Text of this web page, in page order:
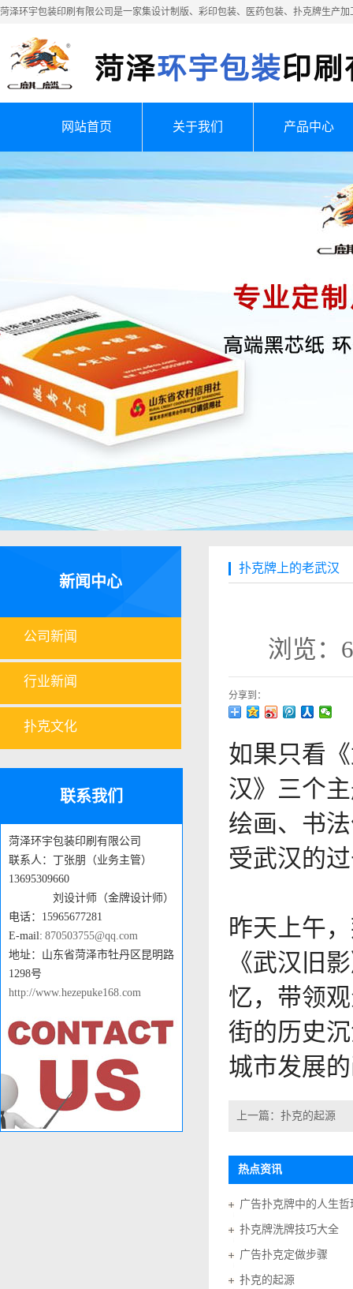
菏泽环宇包装印刷有限公司是一家集设计制版、彩印包装、医药包装、扑克牌生产
网站首页 关于我们 产品中心
新闻中心
公司新闻
行业新闻
扑克文化
联系我们
菏泽环宇包装印刷有限公司
联系人：丁张朋（业务主管）
13695309660
刘设计师（金牌设计师）
电话：15965677281
E-mail: 870503755@qq.com
地址：山东省菏泽市牡丹区昆明路
1298号
http://www.hezepuke168.com
扑克牌上的老武汉
浏览：
分享到：
如果只看
汉》三个
绘画、书
受武汉的
昨天上午
《武汉旧
忆，带领
街的历史
城市发展
上一篇： 扑克的起源
热点资讯
广告扑克牌中的人生哲
扑克牌洗牌技巧大全
广告扑克定做步骤
扑克的起源